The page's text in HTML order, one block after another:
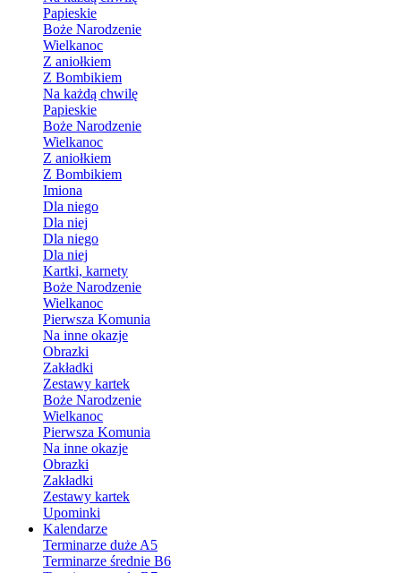
Papieskie
Boże Narodzenie
Wielkanoc
Z aniołkiem
Z Bombikiem
Na każdą chwilę
Papieskie
Boże Narodzenie
Wielkanoc
Z aniołkiem
Z Bombikiem
Imiona
Dla niego
Dla niej
Dla niego
Dla niej
Kartki, karnety
Boże Narodzenie
Wielkanoc
Pierwsza Komunia
Na inne okazje
Obrazki
Zakładki
Zestawy kartek
Boże Narodzenie
Wielkanoc
Pierwsza Komunia
Na inne okazje
Obrazki
Zakładki
Zestawy kartek
Upominki
Kalendarze
Terminarze duże A5
Terminarze średnie B6